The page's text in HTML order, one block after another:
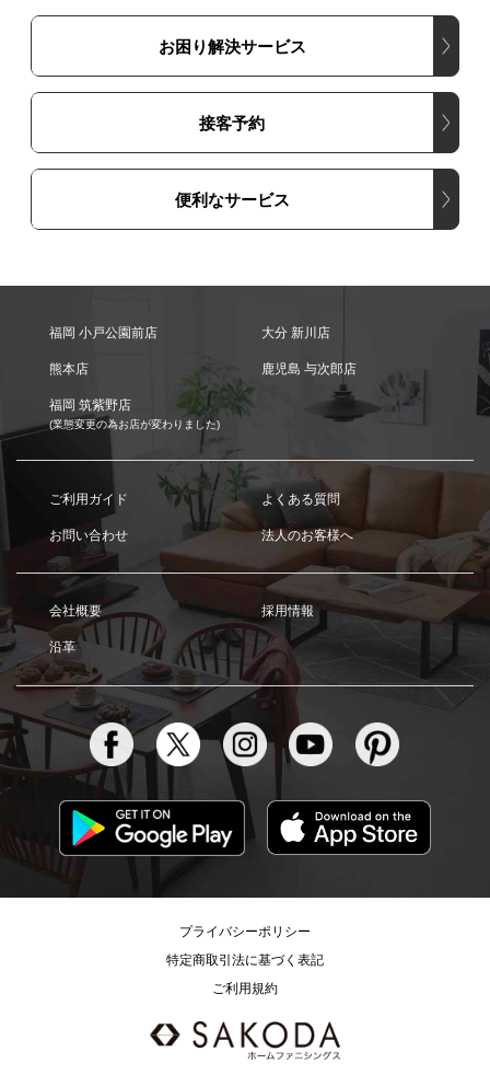
お困り解決サービス
接客予約
便利なサービス
福岡 小戸公園前店 大分 新川店
熊本店 鹿児島 与次郎店
福岡 筑紫野店
(業態変更の為お店が変わりました)
ご利用ガイド よくある質問
お問い合わせ 法人のお客様へ
会社概要 採用情報
沿革
プライバシーポリシー
特定商取引法に基づく表記
ご利用規約